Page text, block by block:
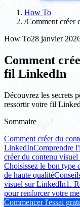
How To
/Comment créer
How To28 janvier
Comment
fil LinkedIn
Découvrez les secrets
ressortir votre fil
Sommaire
Comment créer du
LinkedInComprendre
créer du contenu
Choisissez le bon type
de haute qualité
visuel sur LinkedIn1.
pour renforcer votre
Commencer l'essai